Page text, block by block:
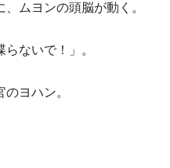
ムヨンの頭脳が動く。
らないで！」。
ヨハン。